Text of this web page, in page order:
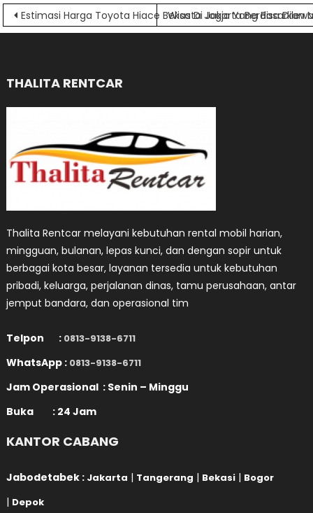
Navigasi
pos
Estimasi Harga Toyota Hiace Bekas Di Jakarta Berdasarkan
Wisata Jogja Yang Bisa
THALITA RENTCAR
Thalita Rentcar melayani kebutuhan rental mobil harian,
mingguan, bulanan, lepas kunci, dan dengan sopir untuk
berbagai kota besar, layanan tersedia untuk kebutuhan
pribadi, keluarga, perjalanan dinas, tamu perusahaan, antar
jemput bandara, dan operasional tim
Telpon : 0813-9138-6711
WhatsApp : 0813-9138-6711
Jam Operasional : Senin – Minggu
Buka : 24 Jam
KANTOR CABANG
Jabodetabek : Jakarta | Tangerang | Bekasi | Bogor
| Depok